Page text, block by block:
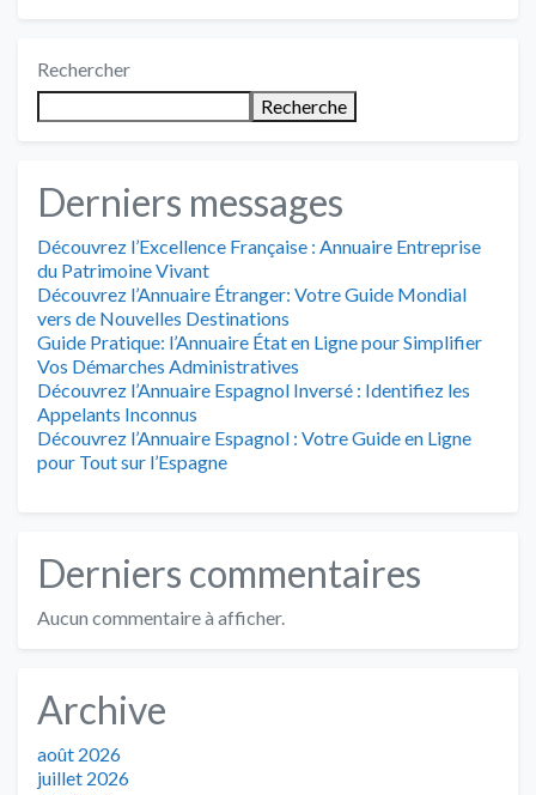
Rechercher
Recherche
Derniers messages
Découvrez l’Excellence Française : Annuaire Entreprise
du Patrimoine Vivant
Découvrez l’Annuaire Étranger: Votre Guide Mondial
vers de Nouvelles Destinations
Guide Pratique: l’Annuaire État en Ligne pour Simplifier
Vos Démarches Administratives
Découvrez l’Annuaire Espagnol Inversé : Identifiez les
Appelants Inconnus
Découvrez l’Annuaire Espagnol : Votre Guide en Ligne
pour Tout sur l’Espagne
Derniers commentaires
Aucun commentaire à afficher.
Archive
août 2026
juillet 2026